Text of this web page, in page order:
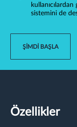
sistemini de
ŞIMDI BAŞLA
Özellikler